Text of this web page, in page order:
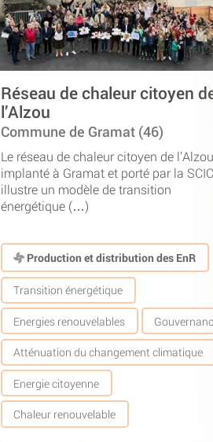
Réseau de chaleur citoyen
l’Alzou
Commune de Gramat (46)
Le réseau de chaleur citoyen de
implanté à Gramat et porté par la
illustre un modèle de transition
énergétique (…)
Production et distribution des EnR
Transition énergétique
Energies renouvelables
Atténuation du changement climatique
Energie citoyenne
Chaleur renouvelable